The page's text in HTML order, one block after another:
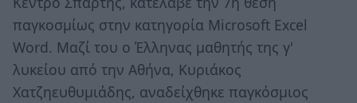
παγκοσμίως στην κατηγορία Microsoft Excel
Word. Μαζί του ο Έλληνας μαθητής της γ'
λυκείου από την Αθήνα, Κυριάκος
Χατζηευθυμιάδης, αναδείχθηκε παγκόσμιος